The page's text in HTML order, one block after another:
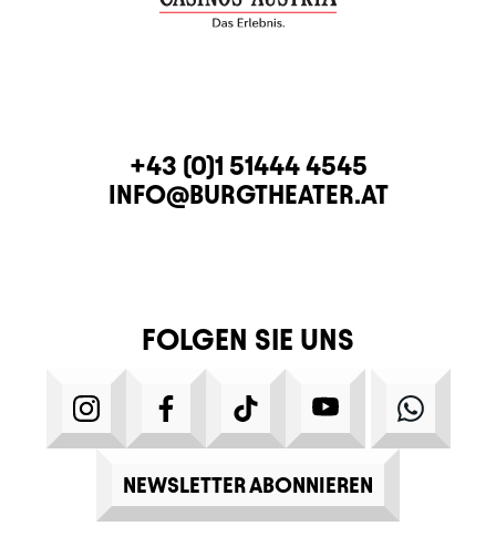
KONTAKTTELEFON
+43 (0)1 51444 4545
E-MAIL
INFO@BURGTHEATER.AT
FOLGEN SIE UNS
INSTAGRAMFACEBOOKTIKTOK YOUTUBE
NEWSLETTER ABONNIEREN